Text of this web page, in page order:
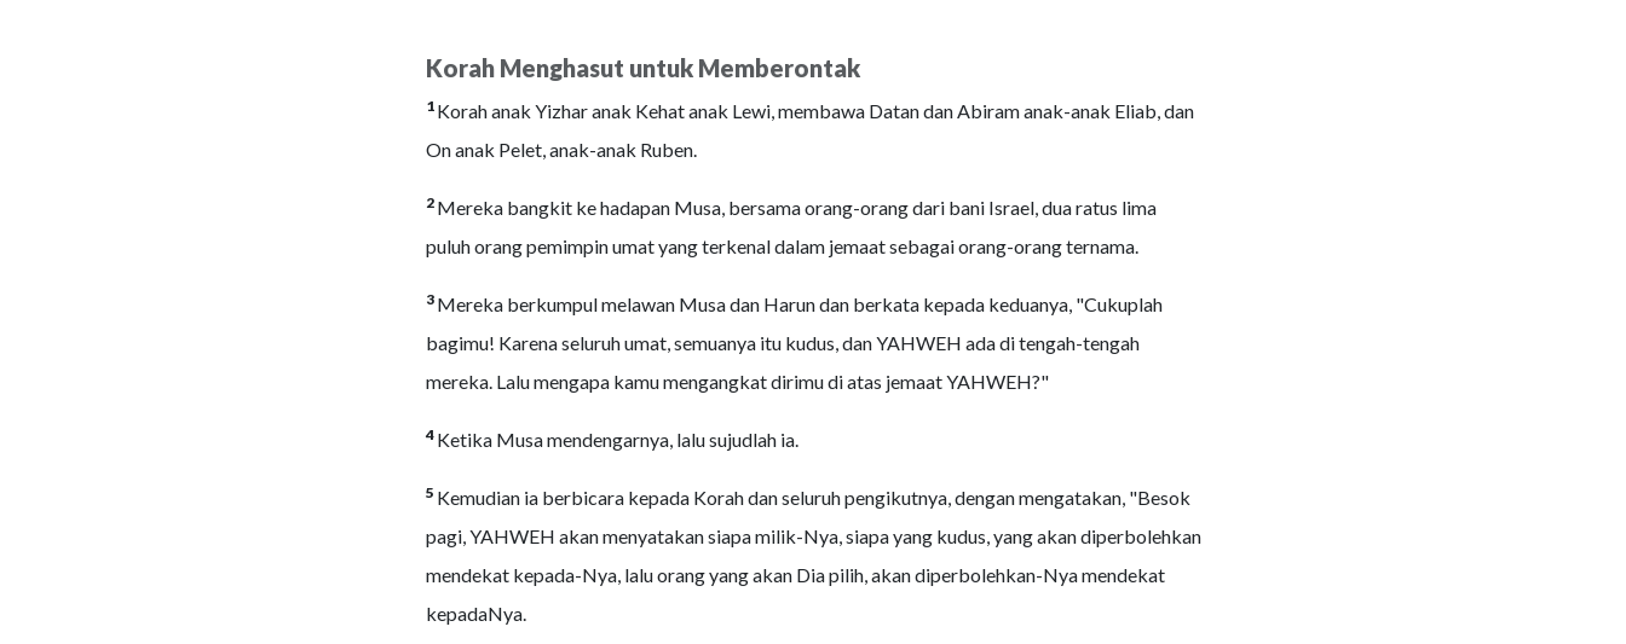
Korah Menghasut untuk Memberontak
1 Korah anak Yizhar anak Kehat anak Lewi, membawa Datan dan Abiram anak-anak Eliab, dan
On anak Pelet, anak-anak Ruben.
2 Mereka bangkit ke hadapan Musa, bersama orang-orang dari bani Israel, dua ratus lima
puluh orang pemimpin umat yang terkenal dalam jemaat sebagai orang-orang ternama.
3 Mereka berkumpul melawan Musa dan Harun dan berkata kepada keduanya, "Cukuplah
bagimu! Karena seluruh umat, semuanya itu kudus, dan YAHWEH ada di tengah-tengah
mereka. Lalu mengapa kamu mengangkat dirimu di atas jemaat YAHWEH?"
4 Ketika Musa mendengarnya, lalu sujudlah ia.
5 Kemudian ia berbicara kepada Korah dan seluruh pengikutnya, dengan mengatakan, "Besok
pagi, YAHWEH akan menyatakan siapa milik-Nya, siapa yang kudus, yang akan diperbolehkan
mendekat kepada-Nya, lalu orang yang akan Dia pilih, akan diperbolehkan-Nya mendekat
kepadaNya.